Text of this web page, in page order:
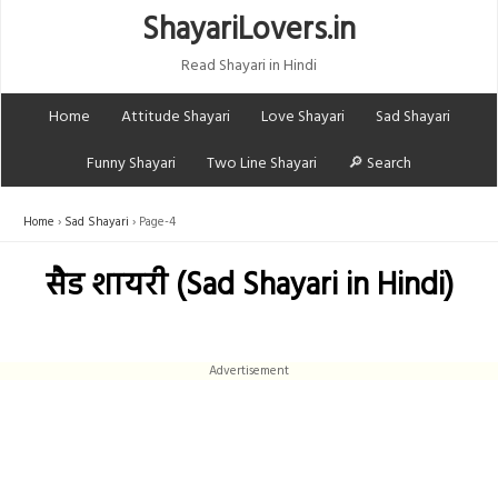
ShayariLovers.in
Read Shayari in Hindi
Home
Attitude Shayari Love Shayari
Sad Shayari
Funny Shayari
Two Line Shayari 🔎 Search
Home Sad Shayari Page-4
सैड शायरी (Sad Shayari in Hindi)
Advertisement